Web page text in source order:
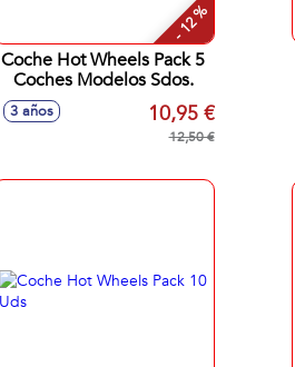
- 12 %
Coche Hot Wheels Pack 5
Coches Modelos Sdos.
3 años 10,95 €
12,50 €